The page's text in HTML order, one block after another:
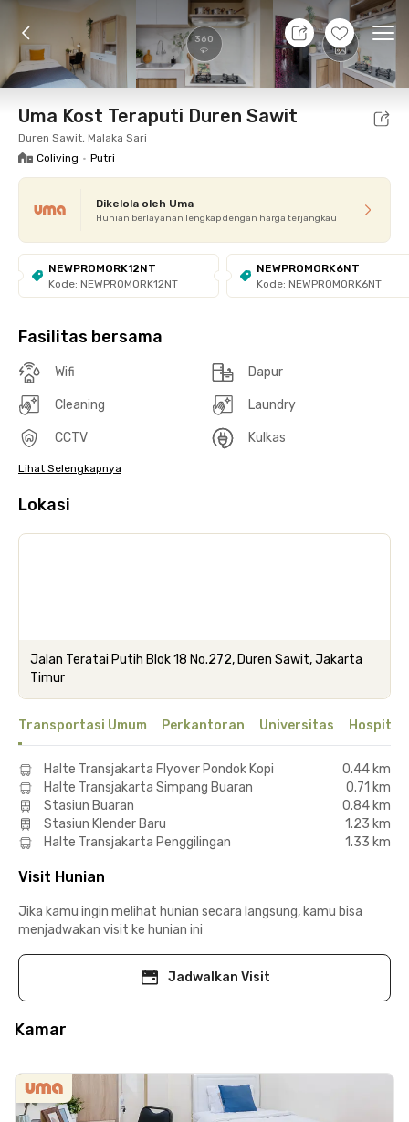
360 +11
7 Agt 26 - Belum tahu
Foto Fasilitas bersama Promo cUma-cUma
Uma Kost Teraputi Duren Sawit
Duren Sawit, Malaka Sari
Coliving • Putri
Dikelola oleh Uma
Hunian berlayanan lengkap dengan harga terjangkau
NEWPROMORK12NT
Kode: NEWPROMORK12NT
NEWPROMORK6NT
Kode: NEWPROMORK6NT
Fasilitas bersama
Wifi Dapur
Cleaning Laundry
CCTV Kulkas
Lihat Selengkapnya
Lokasi
Jalan Teratai Putih Blok 18 No.272, Duren Sawit, Jakarta
Timur
Transportasi Umum Perkantoran Universitas Hospital
Halte Transjakarta Flyover Pondok Kopi
0.44 km
Halte Transjakarta Simpang Buaran
0.71 km
Stasiun Buaran
0.84 km
Stasiun Klender Baru
1.23 km
Halte Transjakarta Penggilingan
1.33 km
Visit Hunian
Jika kamu ingin melihat hunian secara langsung, kamu bisa
menjadwakan visit ke hunian ini
Jadwalkan Visit
Kamar